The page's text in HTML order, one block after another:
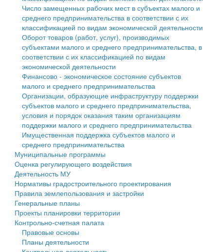
Социальная защита
Фотоальбом
Муниципальные услуги
Проекты административных регламентов
Антимонопольный комплаенс
Противодействие коррупции
Информационная поддержка субъектов малого и
среднего предпринимательства
Муниципальные программы
Контрольно-счетная палата
Персональные данные
Оценка регулирующего воздействия
Деятельность МУ
Нормативы градостроительного проектирования
Правила землепользования и застройки
Генеральные планы
Проекты планировки территории
Собрание депутатов
Городское поселение
Число замещенных рабочих мест в субъектах малого и
среднего предпринимательства в соответствии с их
классификацией по видам экономической деятельности
Оборот товаров (работ, услуг), производимых
субъектами малого и среднего предпринимательства, в
соответствии с их классификацией по видам
экономической деятельности
Финансово - экономическое состояние субъектов
малого и среднего предпринимательства
Организации, образующие инфраструктуру поддержки
субъектов малого и среднего предпринимательства,
условия и порядок оказания таким организациям
поддержки малого и среднего предпринимательства
Имущественная поддержка субъектов малого и
среднего предпринимательства
Муниципальные программы
Оценка регулирующего воздействия
Деятельность МУ
Нормативы градостроительного проектирования
Правила землепользования и застройки
Генеральные планы
Проекты планировки территории
Контрольно-счетная палата
Правовые основы
Планы деятельности